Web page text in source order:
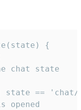
{
chat state
state ==
opened